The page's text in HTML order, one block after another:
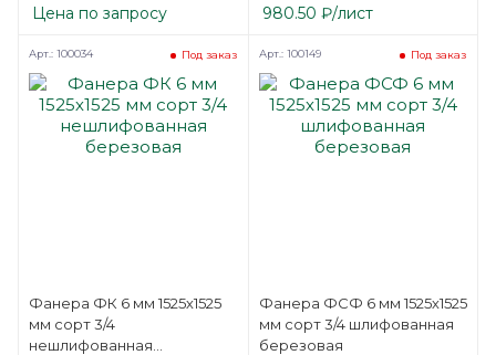
Цена по запросу 980.50 ₽/лист
Фанера ФК 6 мм 1525х1525
мм сорт 3/4
нешлифованная
Под заказ
Арт.: 100034
Фанера ФСФ 6 мм 1525х1525
мм сорт 3/4 шлифованная
березовая
Под заказ
Арт.: 100149